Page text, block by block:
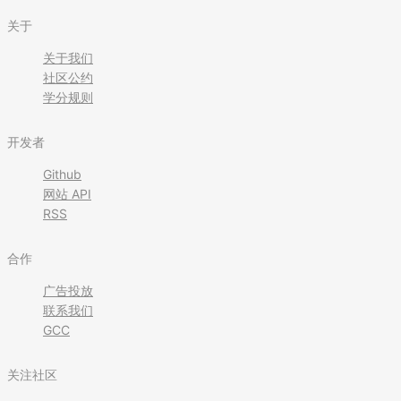
关于
关于我们
社区公约
学分规则
开发者
Github
网站 API
RSS
合作
广告投放
联系我们
GCC
关注社区